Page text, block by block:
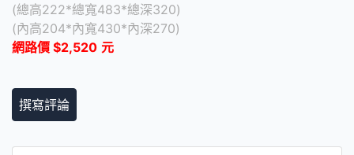
(總高222*總寬483*總深320)
(內高204*內寬430*內深270)
網路價 $2,520 元
撰寫評論